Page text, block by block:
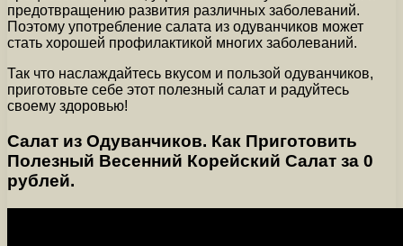
предотвращению развития различных заболеваний.
Поэтому употребление салата из одуванчиков может
стать хорошей профилактикой многих заболеваний.
Так что наслаждайтесь вкусом и пользой одуванчиков,
приготовьте себе этот полезный салат и радуйтесь
своему здоровью!
Салат из Одуванчиков. Как Приготовить
Полезный Весенний Корейский Салат за 0
рублей.